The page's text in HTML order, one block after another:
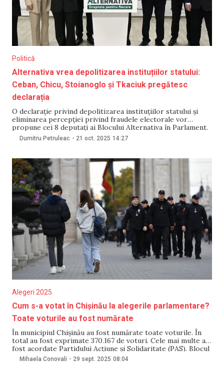
Politică
Alternativa vrea depolitizarea instituțiilor statului:
Ceban, Chicu, Stoianoglo și Tkaciuk pregătesc
declarația
O declarație privind depolitizarea instituțiilor statului și
eliminarea percepției privind fraudele electorale vor
propune cei 8 deputați ai Blocului Alternativa în Parlament.
Liderii blocului au susținut astăzi o conferință de presă în
președintelui
Dumitru Petruleac - 21 oct. 2025 14:27
Alegeri 2025
Cum s-a votat în Chișinău la alegerile parlamentare?
Toate voturile au fost numărate
În municipiul Chișinău au fost numărate toate voturile. În
total au fost exprimate 370.167 de voturi. Cele mai multe au
fost acordate Partidului Acțiune și Solidaritate (PAS). Blocul
Alternativa, din care face parte și primarul capitalei, Ion
Ceban, s-a clasat pe locul III. Rezultatele, încă preliminare,
Mihaela Conovali - 29 sept. 2025 08:04